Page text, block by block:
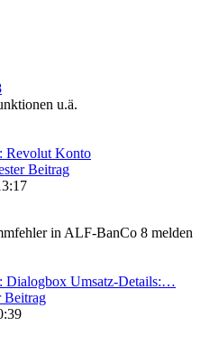
u.ä.
Revolut Konto
Beitrag
in ALF-BanCo 8 melden
Dialogbox Umsatz-Details:…
Beitrag